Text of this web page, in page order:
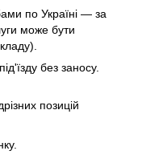
по Україні — за
може бути
без заносу.
позицій